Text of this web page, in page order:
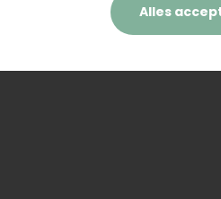
Alles